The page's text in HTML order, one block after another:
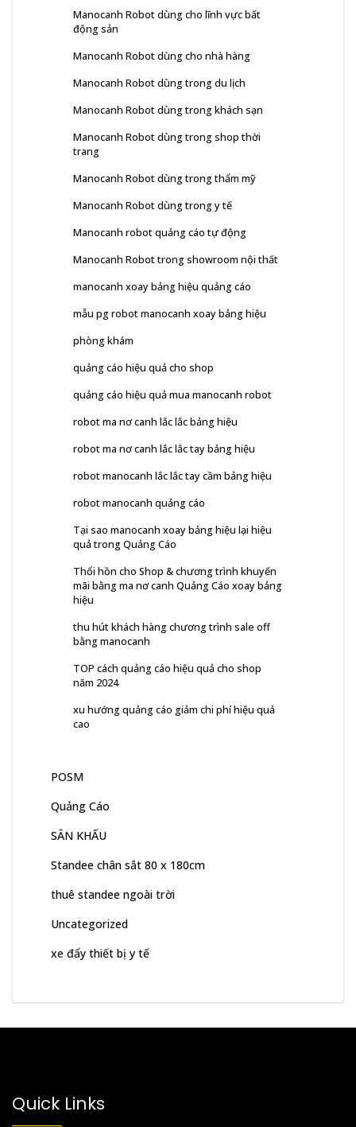
Manocanh Robot dùng cho lĩnh vực bất
động sản
Manocanh Robot dùng cho nhà hàng
Manocanh Robot dùng trong du lịch
Manocanh Robot dùng trong khách sạn
Manocanh Robot dùng trong shop thời
trang
Manocanh Robot dùng trong thẩm mỹ
Manocanh Robot dùng trong y tế
Manocanh robot quảng cáo tự động
Manocanh Robot trong showroom nội thất
manocanh xoay bảng hiệu quảng cáo
mẫu pg robot manocanh xoay bảng hiệu
phòng khám
quảng cáo hiệu quả cho shop
quảng cáo hiệu quả mua manocanh robot
robot ma nơ canh lắc lắc bảng hiệu
robot ma nơ canh lắc lắc tay bảng hiệu
robot manocanh lắc lắc tay cầm bảng hiệu
robot manocanh quảng cáo
Tại sao manocanh xoay bảng hiệu lại hiệu
quả trong Quảng Cáo
Thổi hồn cho Shop & chương trình khuyến
mãi bằng ma nơ canh Quảng Cáo xoay bảng
hiệu
thu hút khách hàng chương trình sale off
bằng manocanh
TOP cách quảng cáo hiệu quả cho shop
năm 2024
xu hướng quảng cáo giảm chi phí hiệu quả
cao
POSM
Quảng Cáo
SÂN KHẤU
Standee chân sắt 80 x 180cm
thuê standee ngoài trời
Uncategorized
xe đẩy thiết bị y tế
Quick Links